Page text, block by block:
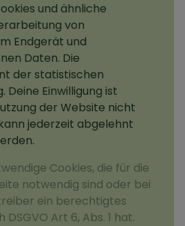
und ähnliche
von
Endgerät und
Daten. Die
der statistischen
Deine Einwilligung ist
der Website nicht
jederzeit abgelehnt
Cookies, die für die
notwendig sind oder bei
ein berechtigtes
Art 6, Abs. 1 hat.
Media
widerrufen